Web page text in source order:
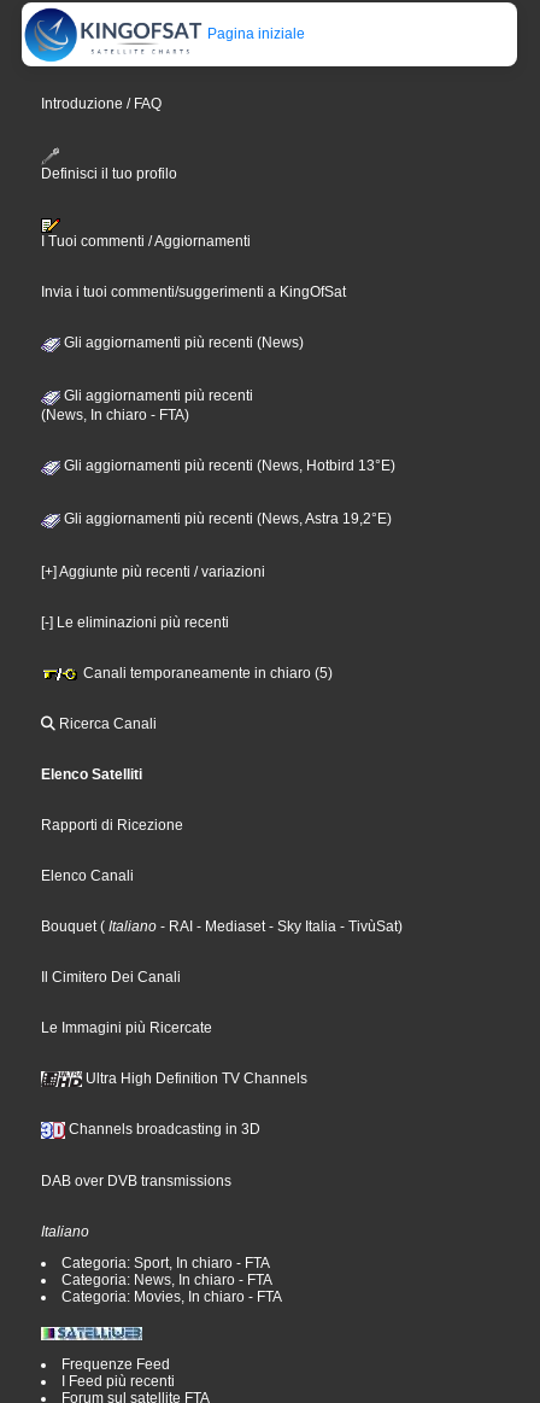
Pagina iniziale
Introduzione / FAQ
Definisci il tuo profilo
I Tuoi commenti / Aggiornamenti
Invia i tuoi commenti/suggerimenti a KingOfSat
Gli aggiornamenti più recenti (News)
Gli aggiornamenti più recenti
(News, In chiaro - FTA)
Gli aggiornamenti più recenti (News, Hotbird 13°E)
Gli aggiornamenti più recenti (News, Astra 19,2°E)
[+] Aggiunte più recenti / variazioni
[-] Le eliminazioni più recenti
Canali temporaneamente in chiaro (5)
Ricerca Canali
Elenco Satelliti
Rapporti di Ricezione
Elenco Canali
Bouquet ( Italiano - RAI - Mediaset - Sky Italia - TivùSat)
Il Cimitero Dei Canali
Le Immagini più Ricercate
Ultra High Definition TV Channels
Channels broadcasting in 3D
DAB over DVB transmissions
Italiano
Categoria: Sport, In chiaro - FTA
Categoria: News, In chiaro - FTA
Categoria: Movies, In chiaro - FTA
Frequenze Feed
I Feed più recenti
Forum sul satellite FTA